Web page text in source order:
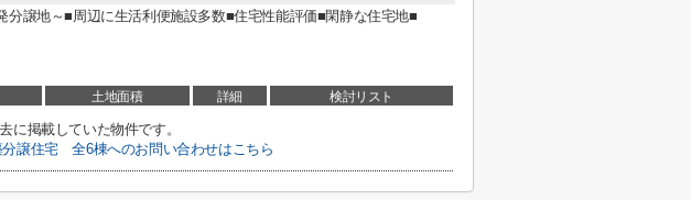
分譲地～■周辺に生活利便施設多数■住宅性能評価■閑静な住宅地■
土地面積 詳細 検討リスト
に掲載していた物件です。
譲住宅 全6棟へのお問い合わせはこちら